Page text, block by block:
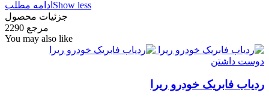
ادامه مطلب Show less
جزئیات محصول
مرجع 2290
You may also like
دوست داشتن
ردیاب فابریک خودرو ریرا